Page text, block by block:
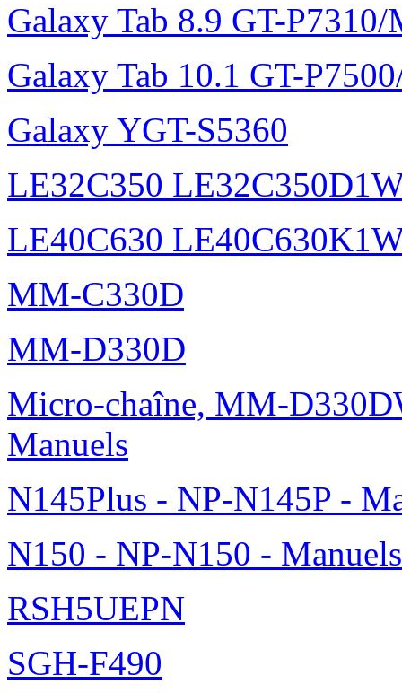
Galaxy Tab 8.9 GT-P7310/
Galaxy Tab 10.1 GT-
Galaxy YGT-S5360
LE32C350
LE40C630
MM-C330D
MM-D330D
Micro-chaîne, MM-
Manuels
N145Plus - NP-N145P -
N150 - NP-N150 - Manuels
RSH5UEPN
SGH-F490